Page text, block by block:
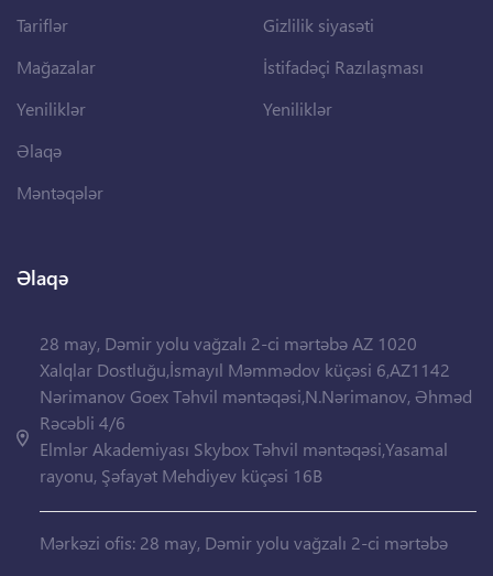
Tariflər
Mağazalar
Yeniliklər
Əlaqə
Məntəqələr
Gizlilik siyasəti
İstifadəçi Razılaşması
Yeniliklər
Əlaqə
28 may, Dəmir yolu vağzalı 2-ci mərtəbə AZ 1020
Xalqlar Dostluğu,İsmayıl Məmmədov küçəsi 6,AZ1142
Nərimanov Goex Təhvil məntəqəsi,N.Nərimanov, Əhməd
Rəcəbli 4/6
Elmlər Akademiyası Skybox Təhvil məntəqəsi,Yasamal
rayonu, Şəfayət Mehdiyev küçəsi 16B
Mərkəzi ofis: 28 may, Dəmir yolu vağzalı 2-ci mərtəbə